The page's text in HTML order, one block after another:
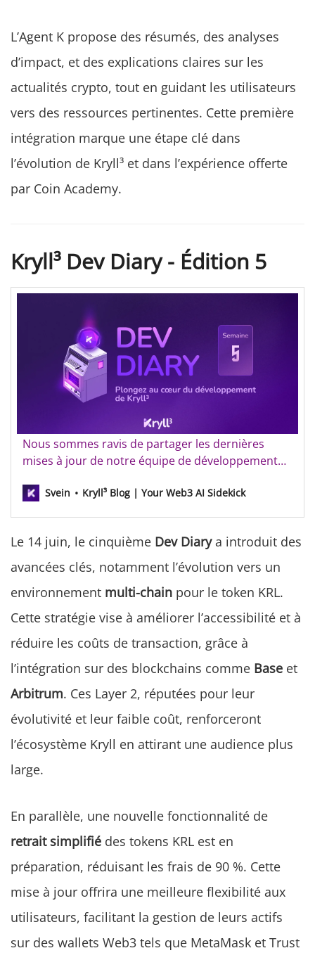
L’Agent K propose des résumés, des analyses
d’impact, et des explications claires sur les
actualités crypto, tout en guidant les utilisateurs
vers des ressources pertinentes. Cette première
intégration marque une étape clé dans
l’évolution de Kryll³ et dans l’expérience offerte
par Coin Academy.
Kryll³ Dev Diary - Édition 5
Kryll³ Dev Diary - Semaine 5
Nous sommes ravis de partager les dernières
mises à jour de notre équipe de développement
passionnant pour étendre l’écosystème Kryll en
Semaine 4 [/fr/kryll3…
Svein Kryll³ Blog | Your Web3 AI Sidekick
Le 14 juin, le cinquième Dev Diarya introduit des
avancées clés, notamment l’évolution vers un
environnement multi-chain pour le token KRL.
Cette stratégie vise à améliorer l’accessibilité et à
réduire les coûts de transaction, grâce à
l’intégration sur des blockchains comme Base et
Arbitrum. Ces Layer 2, réputées pour leur
évolutivité et leur faible coût, renforceront
l’écosystème Kryll en attirant une audience plus
large.
En parallèle, une nouvelle fonctionnalité de
retrait simplifié des tokens KRL est en
préparation, réduisant les frais de 90 %. Cette
mise à jour offrira une meilleure flexibilité aux
utilisateurs, facilitant la gestion de leurs actifs
sur des wallets Web3 tels que MetaMask et Trust